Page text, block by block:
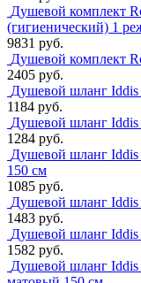
Душевой комплект
(гигиенический) 1
9831 руб.
Душевой комплект
2405 руб.
Душевой шланг Iddis
1184 руб.
Душевой шланг Iddis
1284 руб.
Душевой шланг
150 см
1085 руб.
Душевой шланг Iddis
1483 руб.
Душевой шланг Iddis
1582 руб.
Душевой шланг